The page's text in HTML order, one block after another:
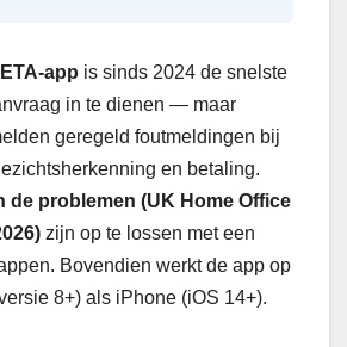
app is sinds 2024 de snelste
in te dienen — maar
geregeld foutmeldingen bij
en betaling.
de problemen (UK Home Office
zijn op te lossen met een
Bovendien werkt de app op
8+) als iPhone (iOS 14+).